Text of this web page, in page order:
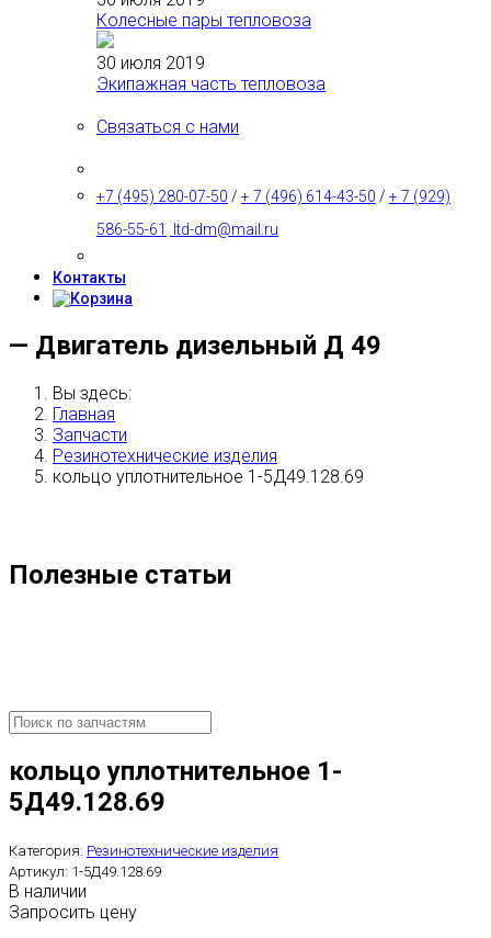
Колесные пары тепловоза
30 июля 2019
Экипажная часть тепловоза
Связаться с нами
+7 (495) 280-07-50 / + 7 (496) 614-43-50 / + 7 (929)
586-55-61
ltd-dm@mail.ru
Контакты
— Двигатель дизельный Д 49
Вы здесь:
Главная
Запчасти
Резинотехнические изделия
кольцо уплотнительное 1-5Д49.128.69
Полезные статьи
кольцо уплотнительное 1-
5Д49.128.69
Категория: Резинотехнические изделия
Артикул: 1-5Д49.128.69
В наличии
Запросить цену